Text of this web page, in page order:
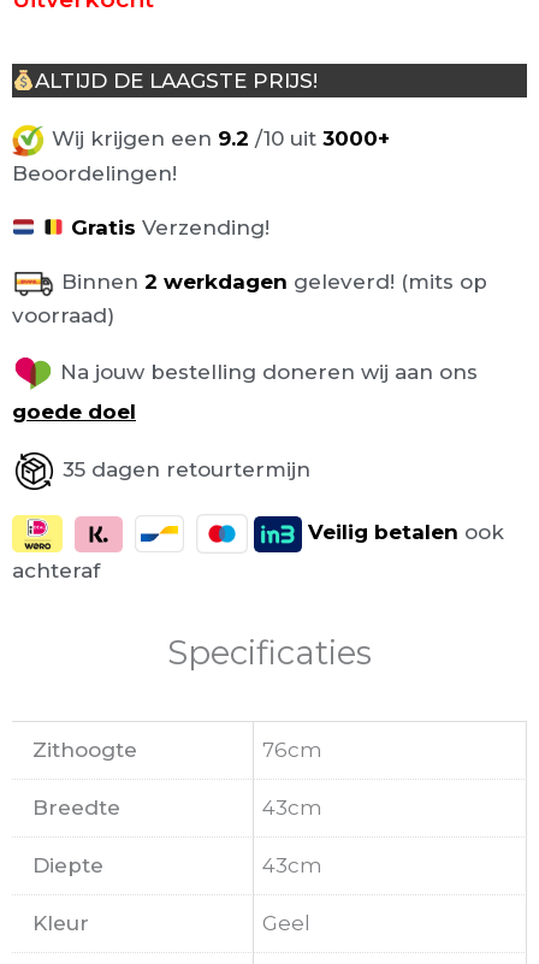
ALTIJD DE LAAGSTE PRIJS!
Wij krijgen een 9.2 /10 uit 3000+
Beoordelingen!
Gratis Verzending!
Binnen 2 werkdagen geleverd! (mits op
voorraad)
Na jouw bestelling doneren wij aan ons
goede doel
35 dagen retourtermijn
Veilig betalen ook
achteraf
Specificaties
Zithoogte 76cm
Breedte 43cm
Diepte 43cm
Kleur Geel